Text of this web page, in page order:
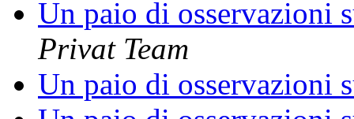
Un paio di osservazioni
Privat Team
Un paio di osservazioni